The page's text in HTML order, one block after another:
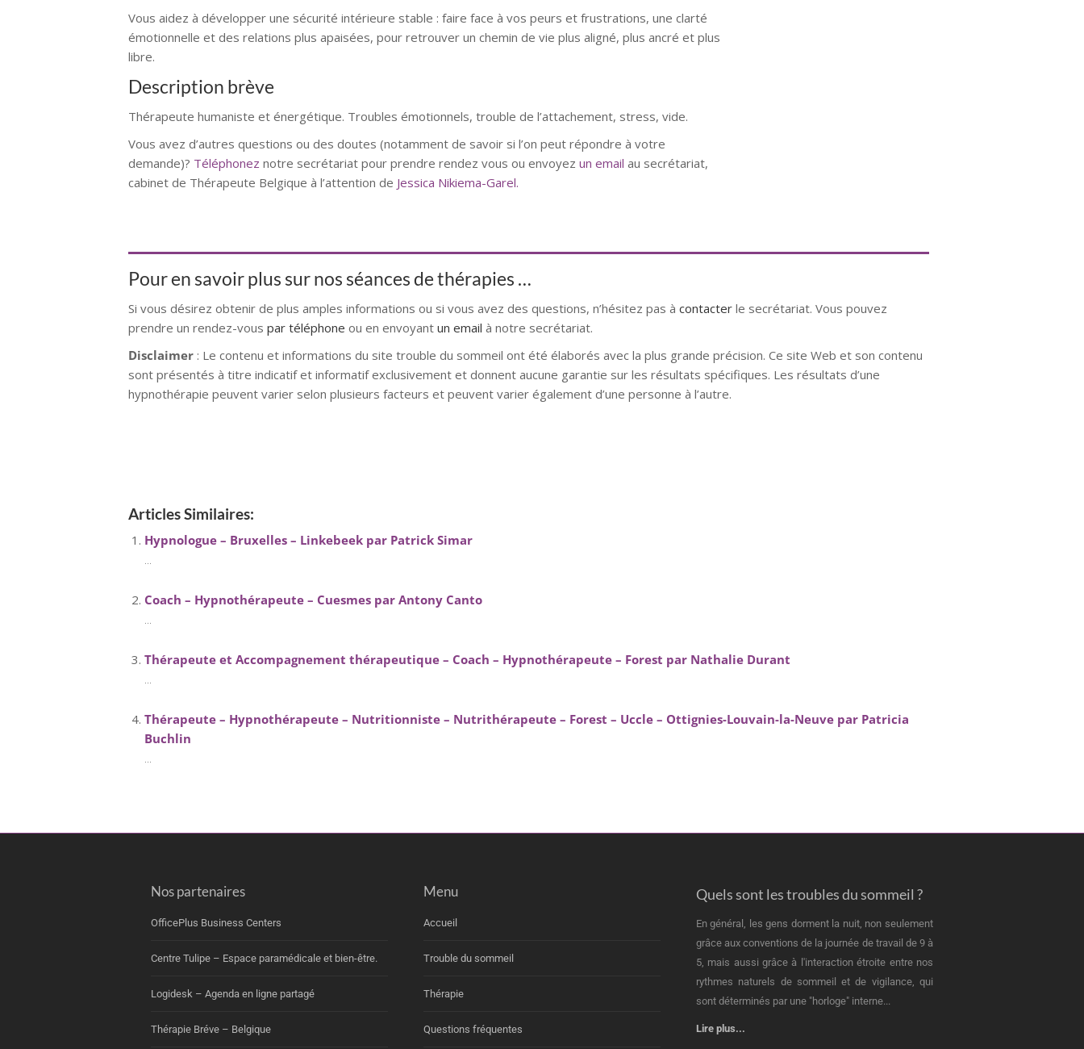
Vous aidez à développer une sécurité intérieure stable : faire face à vos peurs et frustrations, une clarté
émotionnelle et des relations plus apaisées, pour retrouver un chemin de vie plus aligné, plus ancré et plus
libre.
Description brève
Thérapeute humaniste et énergétique. Troubles émotionnels, trouble de l’attachement, stress, vide.
Vous avez d’autres questions ou des doutes (notamment de savoir si l’on peut répondre à votre
demande)? Téléphonez notre secrétariat pour prendre rendez vous ou envoyez un email au secrétariat,
cabinet de Thérapeute Belgique à l’attention de Jessica Nikiema-Garel.
Pour en savoir plus sur nos séances de thérapies …
Si vous désirez obtenir de plus amples informations ou si vous avez des questions, n’hésitez pas à contacter le secrétariat. Vous pouvez
prendre un rendez-vous par téléphone ou en envoyant un email à notre secrétariat.
Disclaimer : Le contenu et informations du site trouble du sommeil ont été élaborés avec la plus grande précision. Ce site Web et son contenu
sont présentés à titre indicatif et informatif exclusivement et donnent aucune garantie sur les résultats spécifiques. Les résultats d’une
hypnothérapie peuvent varier selon plusieurs facteurs et peuvent varier également d’une personne à l’autre.
Articles Similaires:
Hypnologue – Bruxelles – Linkebeek par Patrick Simar
...
Coach – Hypnothérapeute – Cuesmes par Antony Canto
...
Thérapeute et Accompagnement thérapeutique – Coach – Hypnothérapeute – Forest par Nathalie Durant
...
Thérapeute – Hypnothérapeute – Nutritionniste – Nutrithérapeute – Forest – Uccle – Ottignies-Louvain-la-Neuve par Patricia
Buchlin
...
Nos partenaires
OfficePlus Business Centers
Centre Tulipe – Espace paramédicale et bien-être.
Logidesk – Agenda en ligne partagé
Thérapie Bréve – Belgique
Menu
Accueil
Trouble du sommeil
Thérapie
Questions fréquentes
Quels sont les troubles du sommeil ?
En général, les gens dorment la nuit, non seulement
grâce aux conventions de la journée de travail de 9 à
5, mais aussi grâce à l'interaction étroite entre nos
rythmes naturels de sommeil et de vigilance, qui
sont déterminés par une "horloge" interne...
Lire plus...